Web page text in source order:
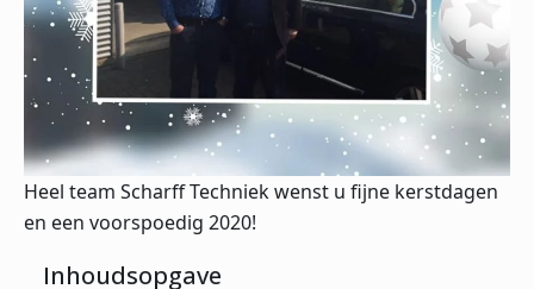
Heel team Scharff Techniek wenst u fijne kerstdagen
en een voorspoedig 2020!
Inhoudsopgave